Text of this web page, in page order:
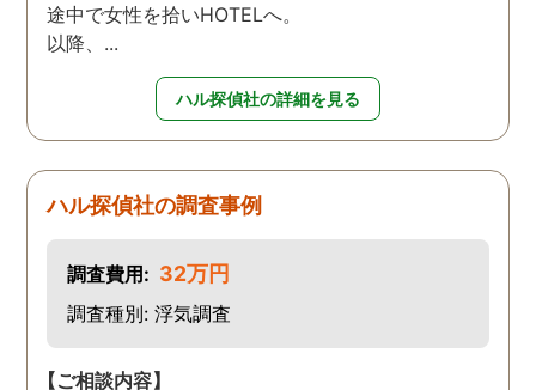
途中で女性を拾いHOTELへ。
以降、...
ハル探偵社の詳細を見る
ハル探偵社の調査事例
調査費用: 32万円
調査種別: 浮気調査
【ご相談内容】